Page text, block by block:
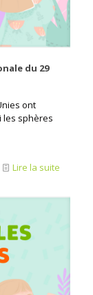
du 29
ont
les sphères
Lire la suite